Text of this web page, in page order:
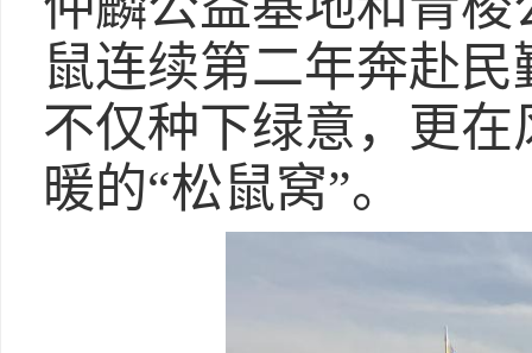
鼠连续第二年奔赴
不仅种下绿意，更
暖的“松鼠窝”。